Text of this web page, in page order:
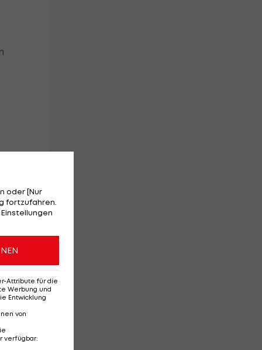
oder [Nur
fortzufahren.
Attribute für die
Werbung und
Entwicklung
von
verfügbar: